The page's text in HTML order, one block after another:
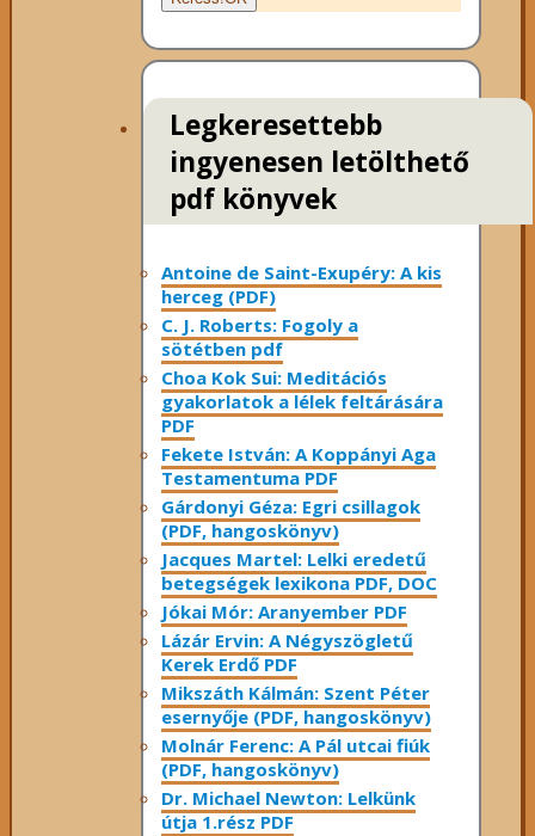
Legkeresettebb
ingyenesen letölthető
pdf könyvek
Antoine de Saint-Exupéry: A kis
herceg (PDF)
C. J. Roberts: Fogoly a
sötétben pdf
Choa Kok Sui: Meditációs
gyakorlatok a lélek feltárására
PDF
Fekete István: A Koppányi Aga
Testamentuma PDF
Gárdonyi Géza: Egri csillagok
(PDF, hangoskönyv)
Jacques Martel: Lelki eredetű
betegségek lexikona PDF, DOC
Jókai Mór: Aranyember PDF
Lázár Ervin: A Négyszögletű
Kerek Erdő PDF
Mikszáth Kálmán: Szent Péter
esernyője (PDF, hangoskönyv)
Molnár Ferenc: A Pál utcai fiúk
(PDF, hangoskönyv)
Dr. Michael Newton: Lelkünk
útja 1.rész PDF